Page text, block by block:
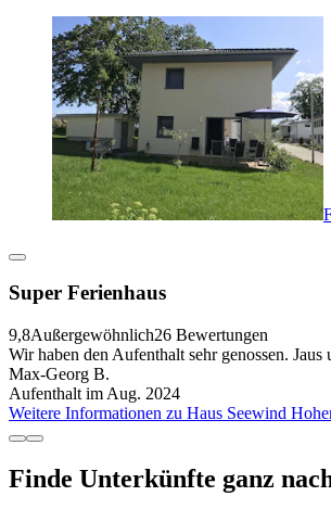
Super Ferienhaus
9,8Außergewöhnlich26 Bewertungen
Wir haben den Aufenthalt sehr genossen.
Max-Georg B.
Aufenthalt im Aug. 2024
Weitere Informationen zu Haus Seewind
Finde Unterkünfte ganz